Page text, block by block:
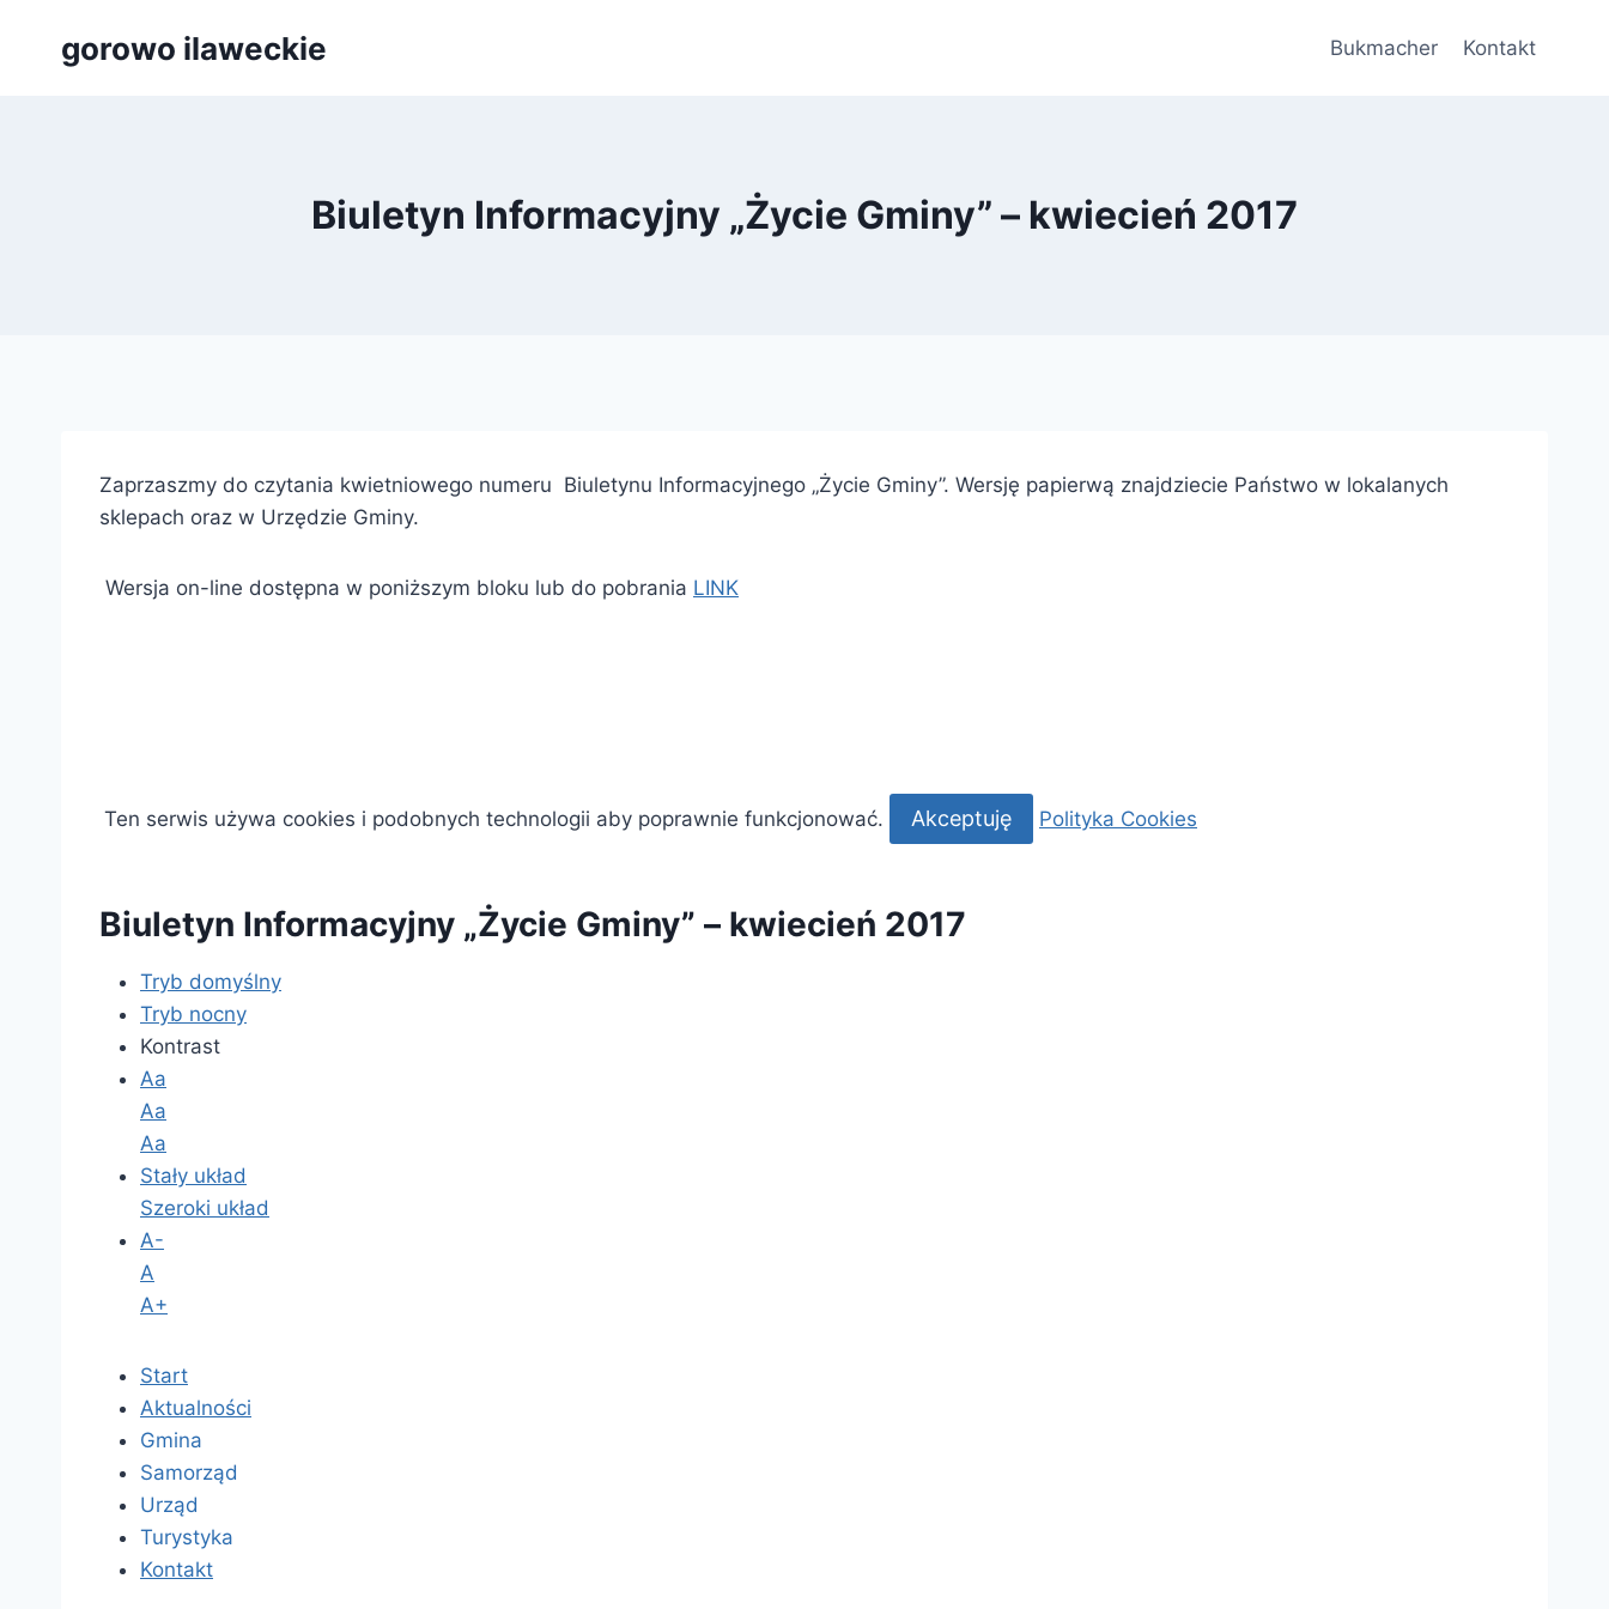
gorowo ilaweckie Bukmacher Kontakt
Biuletyn Informacyjny „Życie Gminy” – kwiecień 2017
Zaprzaszmy do czytania kwietniowego numeru Biuletynu Informacyjnego „Życie Gminy”. Wersję papierwą znajdziecie Państwo w lokalanych
sklepach oraz w Urzędzie Gminy.
Wersja on-line dostępna w poniższym bloku lub do pobrania LINK
Ten serwis używa cookies i podobnych technologii aby poprawnie funkcjonować. Akceptuję Polityka Cookies
Biuletyn Informacyjny „Życie Gminy” – kwiecień 2017
Tryb domyślny
Tryb nocny
Kontrast
Aa
Aa
Aa
Stały układ
Szeroki układ
A-
A
A+
Start
Aktualności
Gmina
Samorząd
Urząd
Turystyka
Kontakt